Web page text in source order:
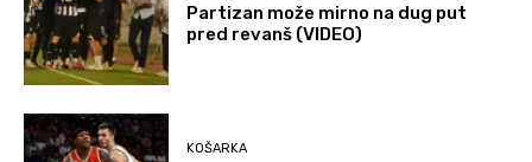
Partizan može mirno na dug put
pred revanš (VIDEO)
KOŠARKA